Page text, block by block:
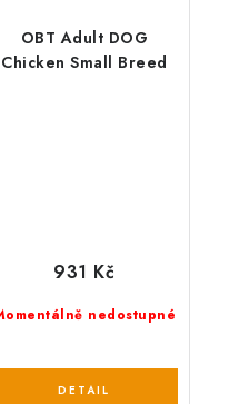
OBT Adult DOG
Chicken Small Breed
nedostupné
931 Kč